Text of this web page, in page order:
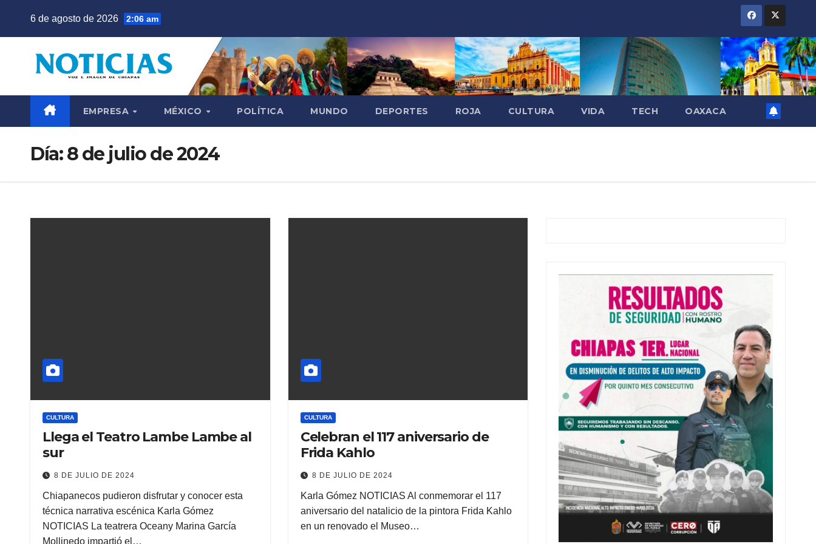
6 de agosto de 2026 2:06 am
EMPRESA MÉXICO POLÍTICA MUNDO DEPORTES ROJA CULTURA VIDA TECH OAXACA
Día:8 de julio de 2024
CULTURA
Llega el Teatro Lambe Lambe al
sur
8 DE JULIO DE 2024
Chiapanecos pudieron disfrutar y conocer esta
técnica narrativa escénica Karla Gómez
NOTICIAS La teatrera Oceany Marina García
Mollinedo impartió el…
CULTURA
Celebran el 117 aniversario de
Frida Kahlo
8 DE JULIO DE 2024
Karla Gómez NOTICIAS Al conmemorar el 117
aniversario del natalicio de la pintora Frida Kahlo
en un renovado el Museo…